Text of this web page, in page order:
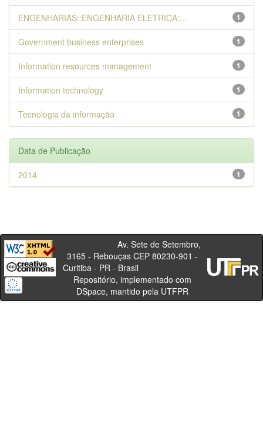
1
ENGENHARIAS::ENGENHARIA ELETRICA:...
1
Government business enterprises
1
Information resources management
1
Information technology
1
Tecnologia da informação
Data de Publicação
1
2014
Av. Sete de Setembro,
3165 - Rebouças CEP 80230-901 -
Curitiba - PR - Brasil
Repositório, implementado com
DSpace, mantido pela UTFPR